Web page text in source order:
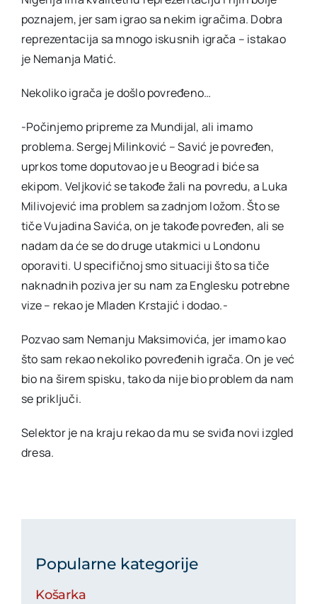
poznajem, jer sam igrao sa nekim igračima. Dobra
reprezentacija sa mnogo iskusnih igrača – istakao
je Nemanja Matić.
Nekoliko igrača je došlo povređeno…
-Počinjemo pripreme za Mundijal, ali imamo
problema. Sergej Milinković – Savić je povređen,
uprkos tome doputovao je u Beograd i biće sa
ekipom. Veljković se takođe žali na povredu, a Luka
Milivojević ima problem sa zadnjom ložom. Što se
tiče Vujadina Savića, on je takođe povređen, ali se
nadam da će se do druge utakmici u Londonu
oporaviti. U specifičnoj smo situaciji što sa tiče
naknadnih poziva jer su nam za Englesku potrebne
vize – rekao je Mladen Krstajić i dodao.-
Pozvao sam Nemanju Maksimovića, jer imamo kao
što sam rekao nekoliko povređenih igrača. On je već
bio na širem spisku, tako da nije bio problem da nam
se priključi.
Selektor je na kraju rekao da mu se sviđa novi izgled
dresa.
Popularne kategorije
Košarka